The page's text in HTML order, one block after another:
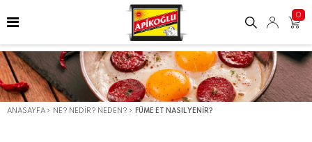
0
ANASAYFA NE? NEDIR? NEDEN? FÜME ET NASIL YENIR?